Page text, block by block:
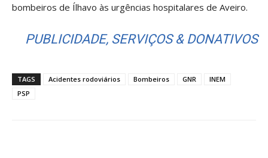
bombeiros de Ílhavo às urgências hospitalares de Aveiro.
PUBLICIDADE, SERVIÇOS & DONATIVOS
TAGS Acidentes rodoviários Bombeiros GNR
INEM
PSP